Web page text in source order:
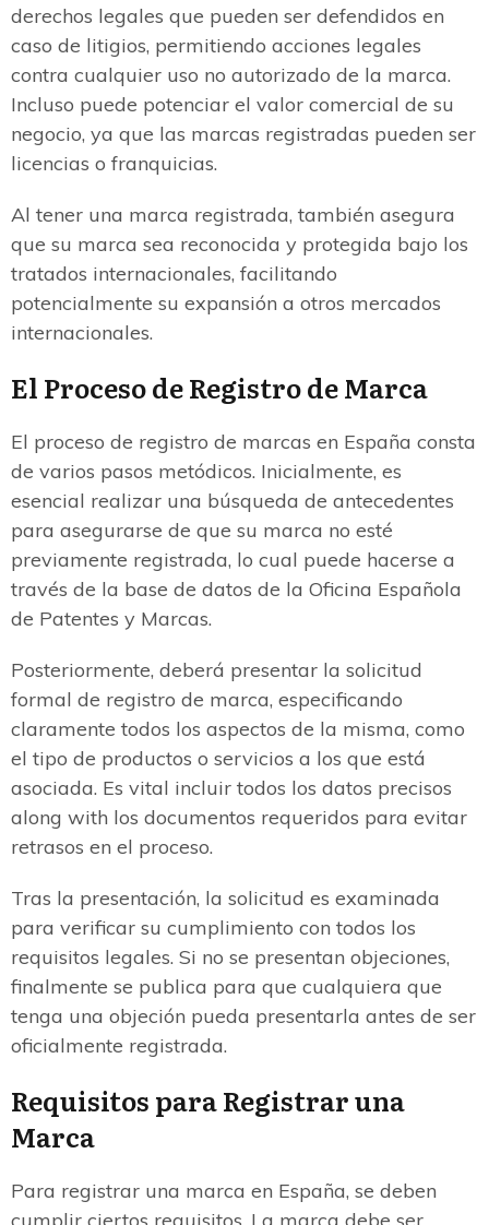
derechos legales que pueden ser defendidos en
caso de litigios, permitiendo acciones legales
contra cualquier uso no autorizado de la marca.
Incluso puede potenciar el valor comercial de su
negocio, ya que las marcas registradas pueden ser
licencias o franquicias.
Al tener una marca registrada, también asegura
que su marca sea reconocida y protegida bajo los
tratados internacionales, facilitando
potencialmente su expansión a otros mercados
internacionales.
El Proceso de Registro de Marca
El proceso de registro de marcas en España consta
de varios pasos metódicos. Inicialmente, es
esencial realizar una búsqueda de antecedentes
para asegurarse de que su marca no esté
previamente registrada, lo cual puede hacerse a
través de la base de datos de la Oficina Española
de Patentes y Marcas.
Posteriormente, deberá presentar la solicitud
formal de registro de marca, especificando
claramente todos los aspectos de la misma, como
el tipo de productos o servicios a los que está
asociada. Es vital incluir todos los datos precisos
along with los documentos requeridos para evitar
retrasos en el proceso.
Tras la presentación, la solicitud es examinada
para verificar su cumplimiento con todos los
requisitos legales. Si no se presentan objeciones,
finalmente se publica para que cualquiera que
tenga una objeción pueda presentarla antes de ser
oficialmente registrada.
Requisitos para Registrar una
Marca
Para registrar una marca en España, se deben
cumplir ciertos requisitos. La marca debe ser